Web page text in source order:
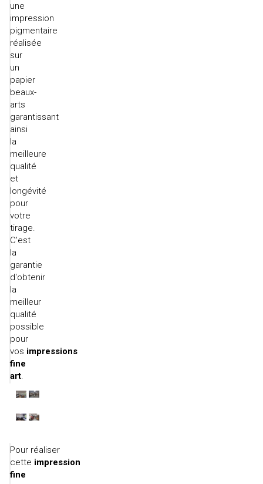
une
impression
pigmentaire
réalisée
sur
un
papier
beaux-
arts
garantissant
ainsi
la
meilleure
qualité
et
longévité
pour
votre
tirage.
C'est
la
garantie
d'obtenir
la
meilleur
qualité
possible
pour
vos impressions
fine
art.
Pour réaliser
cette impression
fine